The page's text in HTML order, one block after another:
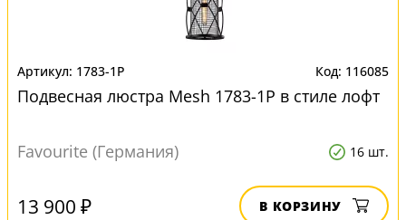
1783-1P 116085
Подвесная люстра Mesh 1783-1P в стиле лофт
Favourite (Германия) 16 шт.
13 900 ₽ В КОРЗИНУ